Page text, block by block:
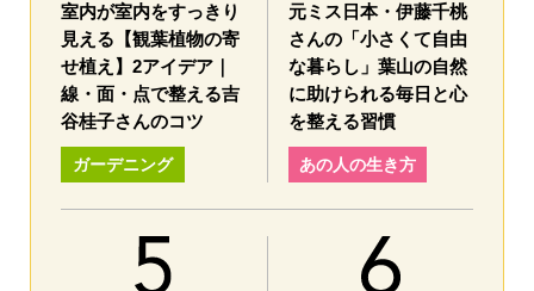
室内が室内をすっきり
見える【観葉植物の寄
せ植え】2アイデア｜
線・面・点で整える吉
谷桂子さんのコツ
ガーデニング
元ミス日本・伊藤千桃
さんの「小さくて自由
な暮らし」葉山の自然
に助けられる毎日と心
を整える習慣
あの人の生き方